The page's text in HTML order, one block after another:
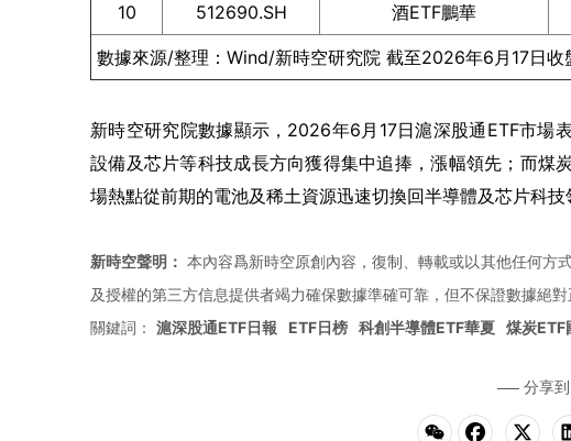
10 512690.SH 酒ETF鵬華
數據來源/整理：Wind/新時空研究院 截至2026年6月17日收
新時空研究院數據顯示，2026年6月17日滬深股通ETF市場
設備及芯片等科技成長方向獲得集中追捧，漲幅領先；而煤
場熱點從前期的電池及稀土資源迅速切換回半導體及芯片科技
新時空聲明： 本內容爲新時空原創內容，復制、轉載或以其他任何方
及授權的第三方信息提供者竭力確保數據準確可靠，但不保證數據絕
關鍵詞： 滬深股通ETF日報 ETF日榜 科創半導體ETF華夏 煤炭ETF
分享到